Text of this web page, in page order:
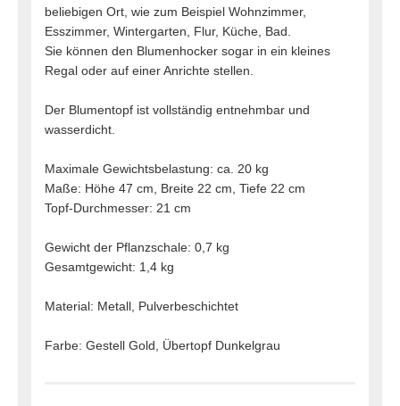
beliebigen Ort, wie zum Beispiel Wohnzimmer,
Esszimmer, Wintergarten, Flur, Küche, Bad.
Sie können den Blumenhocker sogar in ein kleines
Regal oder auf einer Anrichte stellen.
Der Blumentopf ist vollständig entnehmbar und
wasserdicht.
Maximale Gewichtsbelastung: ca. 20 kg
Maße: Höhe 47 cm, Breite 22 cm, Tiefe 22 cm
Topf-Durchmesser: 21 cm
Gewicht der Pflanzschale: 0,7 kg
Gesamtgewicht: 1,4 kg
Material: Metall, Pulverbeschichtet
Farbe: Gestell Gold, Übertopf Dunkelgrau